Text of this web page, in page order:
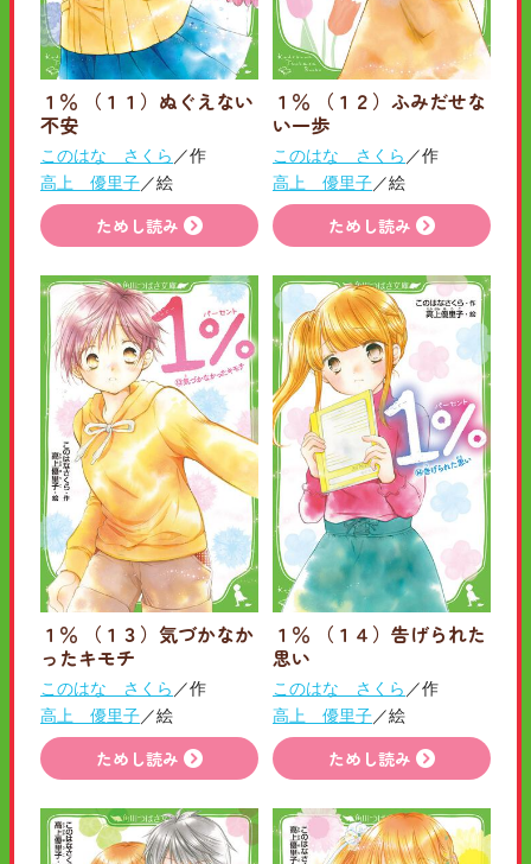
１％ （１１）ぬぐえない
不安
このはな さくら ／作
高上 優里子／絵
ためし読み
１％ （１２）ふみだせな
い一歩
このはな さくら ／作
高上 優里子／絵
ためし読み
１％ （１３）気づかなか
ったキモチ
このはな さくら ／作
高上 優里子／絵
ためし読み
１％ （１４）告げられた
思い
このはな さくら ／作
高上 優里子／絵
ためし読み